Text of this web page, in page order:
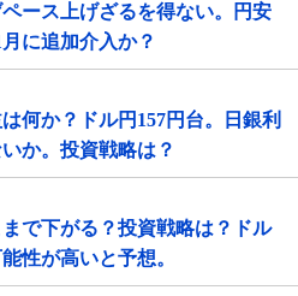
ース上げざるを得ない。円安
に追加介入か？
何か？ドル円157円台。日銀利
か。投資戦略は？
で下がる？投資戦略は？ドル
性が高いと予想。